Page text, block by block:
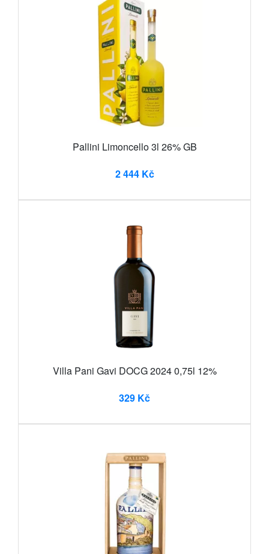
Pallini Limoncello 3l 26% GB
2 444 Kč
Villa Pani Gavi DOCG 2024 0,75l 12%
329 Kč